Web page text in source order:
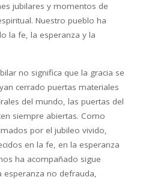
jubilares y momentos de
Nuestro pueblo ha
la fe, la esperanza y la
no significa que la gracia se
cerrado puertas materiales
del mundo, las puertas del
siempre abiertas. Como
por el jubileo vivido,
en la fe, en la esperanza
ha acompañado sigue
esperanza no defrauda,